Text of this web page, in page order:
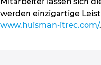
werden einzigartige
www.huisman-itrec.com/.